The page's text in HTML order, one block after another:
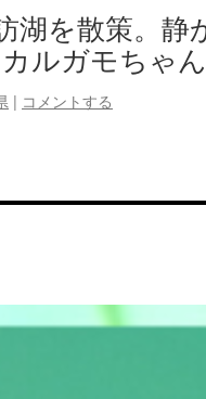
湖を散策。
カルガモちゃ
| コメントする